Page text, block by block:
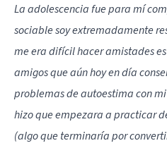
La adolescencia fue para mí
sociable soy extremadamente
me era difícil hacer amistades
amigos que aún hoy en día
problemas de autoestima con
hizo que empezara a practicar
(algo que terminaría por